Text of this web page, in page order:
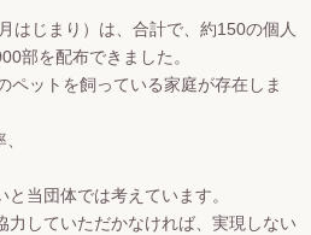
はじまり）は、合計で、約150の個人
部を配布できました。
ペットを飼っている家庭が存在しま
当団体では考えています。
していただかなければ、実現しない